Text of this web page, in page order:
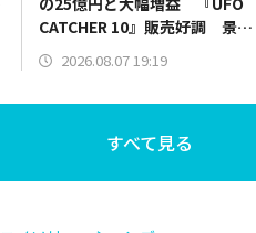
CATCHER 10』販売好調 景品
だけでなく機器需要も旺盛
2026.08.07 19:19
すべて見る